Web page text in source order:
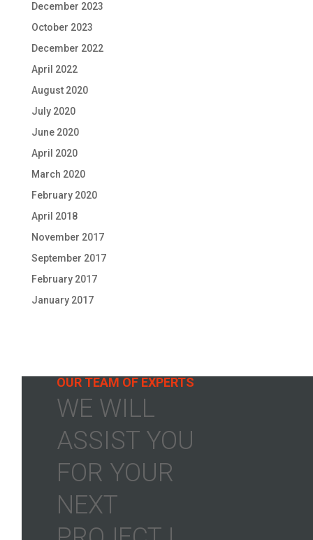
December 2023
October 2023
December 2022
April 2022
August 2020
July 2020
June 2020
April 2020
March 2020
February 2020
April 2018
November 2017
September 2017
February 2017
January 2017
OUR TEAM OF EXPERTS
WE WILL
ASSIST YOU
FOR YOUR
NEXT